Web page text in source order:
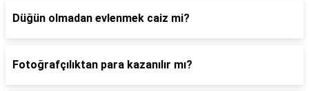
Düğün olmadan evlenmek caiz mi?
Fotoğrafçılıktan para kazanılır mı?